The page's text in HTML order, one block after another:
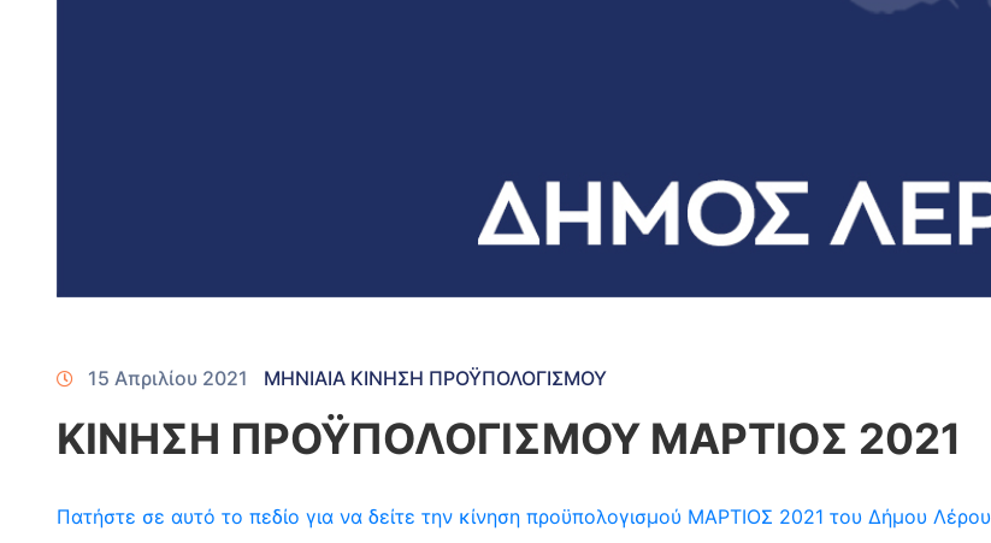
15 Απριλίου 2021 ΜΗΝΙΑΙΑ ΚΙΝΗΣΗ ΠΡΟΫΠΟΛΟΓΙΣΜΟΥ
ΚΙΝΗΣΗ ΠΡΟΫΠΟΛΟΓΙΣΜΟΥ ΜΑΡΤΙΟΣ 2021
Πατήστε σε αυτό το πεδίο για να δείτε την κίνηση προϋπολογισμού ΜΑΡΤΙΟΣ 2021 του Δήμου Λέρου